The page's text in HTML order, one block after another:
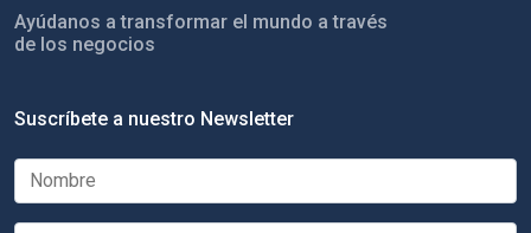
Ayúdanos a transformar el mundo a través
de los negocios
Suscríbete a nuestro Newsletter